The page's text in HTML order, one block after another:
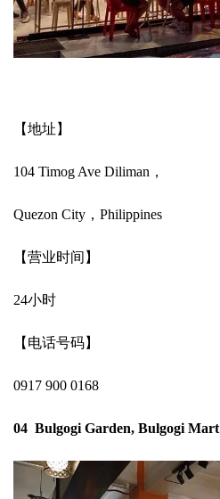
【地址】
104 Timog Ave Diliman，
Quezon City，Philippines
【营业时间】
24小时
【电话号码】
0917 900 0168
04 Bulgogi Garden, Bulgogi Mart